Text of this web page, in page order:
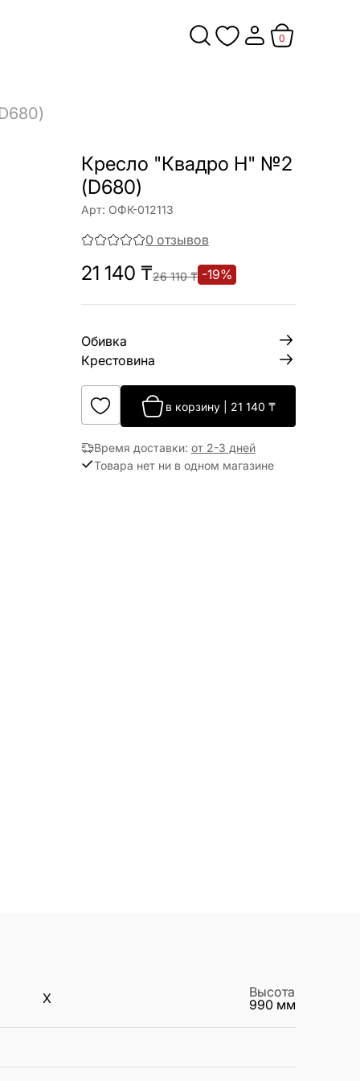
0
Кресло "Квадро Н" №2
(D680)
Арт: ОФК-012113
0 отзывов
21 140 ₸26 110₸ -19%
Обивка
Крестовина
в корзину 21 140 ₸
Время доставки: от 2-3 дней
Товара нет ни в одном магазине
X
Высота
990 мм